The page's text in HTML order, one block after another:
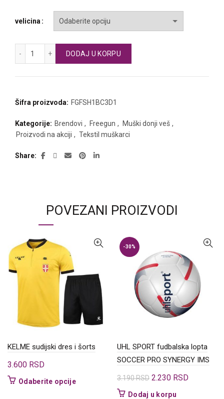
960 RSD.
velicina
DODAJ U KORPU
Šifra proizvoda: FGFSH1BC3D1
Kategorije: Brendovi , Freegun , Muški donji veš ,
Proizvodi na akciji , Tekstil muškarci
Share
POVEZANI PROIZVODI
KELME sudijski dres i šorts
3.600 RSD
Odaberite opcijeOvaj
-30%
UHL SPORT fudbalska lopta
SOCCER PRO SYNERGY IMS
3.190RSD Originalna
cena
2.230 RSDTrenutna
Dodaj u korpu